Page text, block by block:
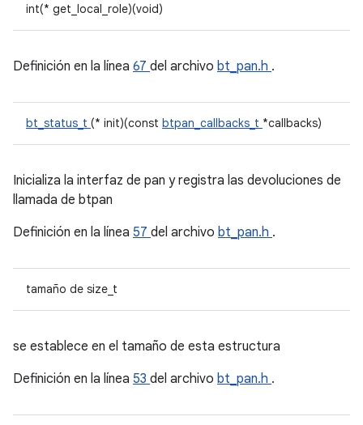
int(* get_local_role)(void)
Definición en la línea 67 del archivo bt_pan.h .
bt_status_t (* init)(const btpan_callbacks_t *callbacks)
Inicializa la interfaz de pan y registra las devoluciones de
llamada de btpan
Definición en la línea 57 del archivo bt_pan.h .
tamaño de size_t
se establece en el tamaño de esta estructura
Definición en la línea 53 del archivo bt_pan.h .